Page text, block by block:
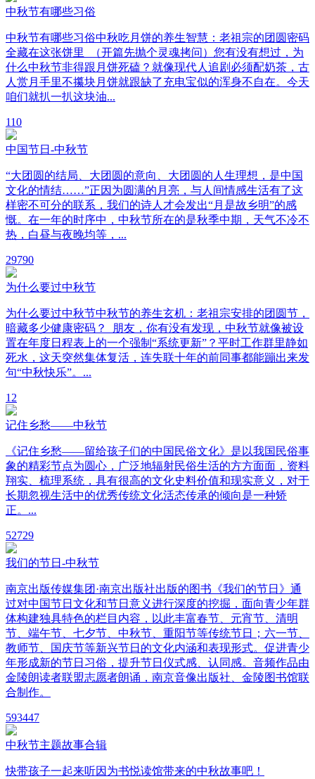
中秋节有哪些习俗
中秋节有哪些习俗中秋吃月饼的养生智慧：老祖宗的团圆密码
全藏在这张饼里 （开篇先抛个灵魂拷问）您有没有想过，为
什么中秋节非得跟月饼死磕？就像现代人追剧必须配奶茶，古
人赏月手里不攥块月饼就跟缺了充电宝似的浑身不自在。今天
咱们就扒一扒这块油...
110
中国节日-中秋节
“大团圆的结局、大团圆的意向、大团圆的人生理想，是中国
文化的情结……”正因为圆满的月亮，与人间情感生活有了这
样密不可分的联系，我们的诗人才会发出“月是故乡明”的感
慨。在一年的时序中，中秋节所在的是秋季中期，天气不冷不
热，白昼与夜晚均等，...
29790
为什么要过中秋节
为什么要过中秋节中秋节的养生玄机：老祖宗安排的团圆节，
暗藏多少健康密码？ 朋友，你有没有发现，中秋节就像被设
置在年度日程表上的一个强制“系统更新”？平时工作群里静如
死水，这天突然集体复活，连失联十年的前同事都能蹦出来发
句“中秋快乐”。...
1 2
记住乡愁——中秋节
《记住乡愁——留给孩子们的中国民俗文化》是以我国民俗事
象的精彩节点为圆心，广泛地辐射民俗生活的方方面面，资料
翔实、梳理系统，具有很高的文化史料价值和现实意义，对于
长期忽视生活中的优秀传统文化活态传承的倾向是一种矫
正。...
52729
我们的节日-中秋节
南京出版传媒集团·南京出版社出版的图书《我们的节日》通
过对中国节日文化和节日意义进行深度的挖掘，面向青少年群
体构建独具特色的栏目内容，以此丰富春节、元宵节、清明
节、端午节、七夕节、中秋节、重阳节等传统节日；六一节、
教师节、国庆节等新兴节日的文化内涵和表现形式。促进青少
年形成新的节日习俗，提升节日仪式感、认同感。音频作品由
金陵朗读者联盟志愿者朗诵，南京音像出版社、金陵图书馆联
合制作。
593447
中秋节主题故事合辑
快带孩子一起来听因为书悦读馆带来的中秋故事吧！